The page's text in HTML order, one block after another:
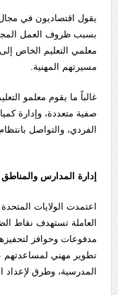
يقول اقتصاديون في
بسبب ظروف العمل
معلمي التعليم الخاص
مسيرتهم المهنية.
غالباً ما يقوم معلمو
صفية متعددة، وإدارة
الفردي، والتواصل
إدارة المدارس والمناطق
اعتمدت الولايات
العاملة تستهدف نقاط
مدفوعات وحوافز
تطوير مهني لمساعدتهم
المدرسية، وطرق لإعداد